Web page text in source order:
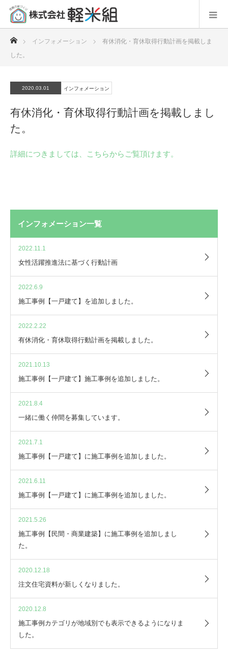
インフォメーション
有休消化・育休取得行動計画を掲載しま
した。
2020.03.01 インフォメーション
有休消化・育休取得行動計画を掲載しまし
た。
詳細につきましては、こちらからご覧頂けます。
インフォメーション一覧
2022.11.1
女性活躍推進法に基づく行動計画
2022.6.9
施工事例【一戸建て】を追加しました。
2022.2.22
有休消化・育休取得行動計画を掲載しました。
2021.10.13
施工事例【一戸建て】施工事例を追加しました。
2021.8.4
一緒に働く仲間を募集しています。
2021.7.1
施工事例【一戸建て】に施工事例を追加しました。
2021.6.11
施工事例【一戸建て】に施工事例を追加しました。
2021.5.26
施工事例【民間・商業建築】に施工事例を追加しまし
た。
2020.12.18
注文住宅資料が新しくなりました。
2020.12.8
施工事例カテゴリが地域別でも表示できるようになりま
した。